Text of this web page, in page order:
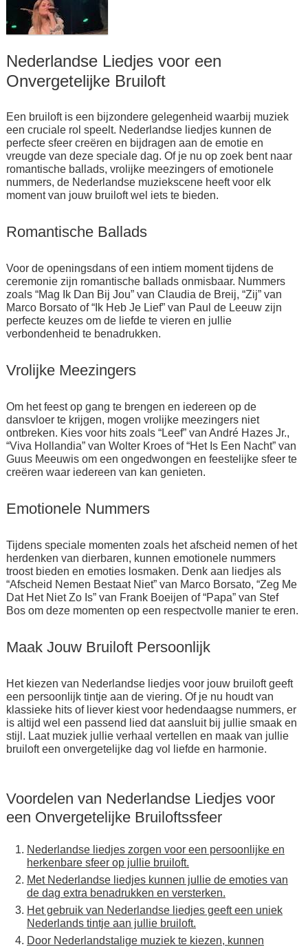
Nederlandse Liedjes voor een
Onvergetelijke Bruiloft
Een bruiloft is een bijzondere gelegenheid waarbij muziek
een cruciale rol speelt. Nederlandse liedjes kunnen de
perfecte sfeer creëren en bijdragen aan de emotie en
vreugde van deze speciale dag. Of je nu op zoek bent naar
romantische ballads, vrolijke meezingers of emotionele
nummers, de Nederlandse muziekscene heeft voor elk
moment van jouw bruiloft wel iets te bieden.
Romantische Ballads
Voor de openingsdans of een intiem moment tijdens de
ceremonie zijn romantische ballads onmisbaar. Nummers
zoals “Mag Ik Dan Bij Jou” van Claudia de Breij, “Zij” van
Marco Borsato of “Ik Heb Je Lief” van Paul de Leeuw zijn
perfecte keuzes om de liefde te vieren en jullie
verbondenheid te benadrukken.
Vrolijke Meezingers
Om het feest op gang te brengen en iedereen op de
dansvloer te krijgen, mogen vrolijke meezingers niet
ontbreken. Kies voor hits zoals “Leef” van André Hazes Jr.,
“Viva Hollandia” van Wolter Kroes of “Het Is Een Nacht” van
Guus Meeuwis om een ongedwongen en feestelijke sfeer te
creëren waar iedereen van kan genieten.
Emotionele Nummers
Tijdens speciale momenten zoals het afscheid nemen of het
herdenken van dierbaren, kunnen emotionele nummers
troost bieden en emoties losmaken. Denk aan liedjes als
“Afscheid Nemen Bestaat Niet” van Marco Borsato, “Zeg Me
Dat Het Niet Zo Is” van Frank Boeijen of “Papa” van Stef
Bos om deze momenten op een respectvolle manier te eren.
Maak Jouw Bruiloft Persoonlijk
Het kiezen van Nederlandse liedjes voor jouw bruiloft geeft
een persoonlijk tintje aan de viering. Of je nu houdt van
klassieke hits of liever kiest voor hedendaagse nummers, er
is altijd wel een passend lied dat aansluit bij jullie smaak en
stijl. Laat muziek jullie verhaal vertellen en maak van jullie
bruiloft een onvergetelijke dag vol liefde en harmonie.
Voordelen van Nederlandse Liedjes voor
een Onvergetelijke Bruiloftssfeer
Nederlandse liedjes zorgen voor een persoonlijke en
herkenbare sfeer op jullie bruiloft.
Met Nederlandse liedjes kunnen jullie de emoties van
de dag extra benadrukken en versterken.
Het gebruik van Nederlandse liedjes geeft een uniek
Nederlands tintje aan jullie bruiloft.
Door Nederlandstalige muziek te kiezen, kunnen